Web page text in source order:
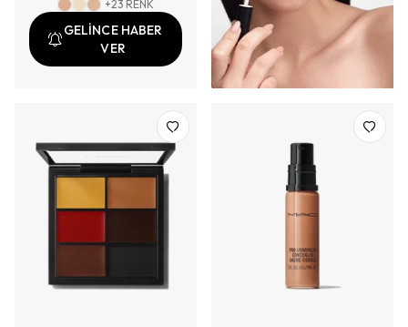
+23 RENK
GELİNCE HABER
VER